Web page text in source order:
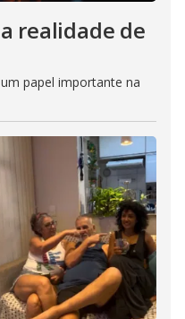
realidade de
papel importante na